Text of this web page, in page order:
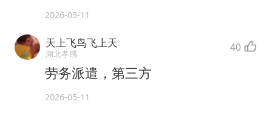
2026-05-11
天上飞鸟飞上天
湖北孝感 40
劳务派遣，第三方
2026-05-11